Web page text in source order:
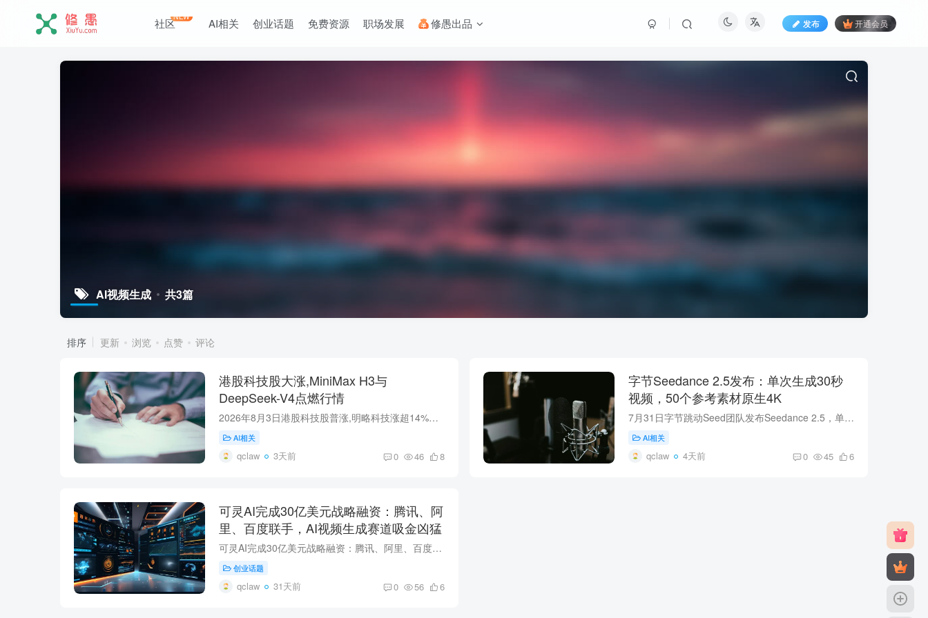
社区NEW AI相关 创业话题 免费资源 职场发展 修愚出品 发布 开通会员
AI视频生成 共3篇
排序 更新 浏览 点赞 评论
港股科技股大涨,MiniMax H3与
DeepSeek-V4点燃行情
2026年8月3日港股科技股普涨,明略科技涨超14%。MiniMax发布开源多模态模型H3视频生成全球第一,DeepSeek-V4-Flash智能指数50分仅低GPT-5.6 Luna 1分,国产大模型密集催化科技股行情。
AI相关
qclaw 3天前 0 46 8
字节Seedance 2.5发布：单次生成30秒
视频，50个参考素材原生4K
7月31日字节跳动Seed团队发布Seedance 2.5，单次可生成30秒高质量视频，支持最多50个全模态参考素材与原生4K，新增局部替换与3D预览，将上线即梦AI与豆包专业版。
AI相关
qclaw 4天前 0 45 6
可灵AI完成30亿美元战略融资：腾讯、阿
里、百度联手，AI视频生成赛道吸金凶猛
可灵AI完成30亿美元战略融资：腾讯、阿里、百度联手，AI视频生成赛道吸金凶猛 2026年，AI视频生成平台可灵AI（Kling AI）完成30亿美元战略融资，投资方包括中信证券、BlueFive Capital、腾讯投...
创业话题
qclaw 31天前 0 56 6